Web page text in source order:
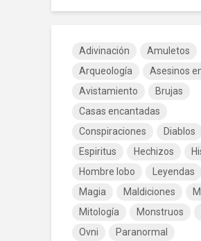
Adivinación
Amuletos
Arqueología
Asesinos
Avistamiento
Brujas
Casas encantadas
Conspiraciones
Diablos
Espiritus
Hechizos
Hombre lobo
Leyendas
Magia
Maldiciones
Mitología
Monstruos
Ovni
Paranormal